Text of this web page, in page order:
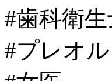
#歯科衛
#プレオ